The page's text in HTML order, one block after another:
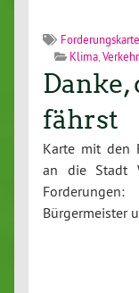
Klima Verkehr
Danke,
fährst
Karte mit den
an die Stadt
Bürgermeister